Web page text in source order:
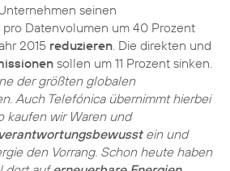
seinen
pro Datenvolumen um 40 Prozent
2015 reduzieren . Die direkten und
sollen um 11 Prozent sinken.
der größten globalen
Auch Telefónica übernimmt hierbei
kaufen wir Waren und
verantwortungsbewusstein und
den Vorrang. Schon heute haben